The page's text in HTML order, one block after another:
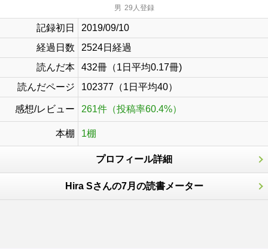
男 29人登録
記録初日
2019/09/10
経過日数
2524日経過
読んだ本
432冊（1日平均0.17冊)
読んだページ
102377（1日平均40）
感想/レビュー 261件（投稿率60.4%）
本棚 1棚
プロフィール詳細
Hira Sさんの7月の読書メーター